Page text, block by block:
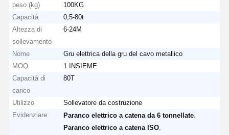
peso (kg)
100KG
Capacità
0,5-80t
Altezza di
sollevamento
6-24M
Nome
Gru elettrica della gru del cavo metallico
MOQ
1 INSIEME
Capacità di
carico
80T
Utilizzo
Sollevatore da costruzione
Evidenziare:
Paranco elettrico a catena da 6 tonnellate
Paranco elettrico a catena ISO